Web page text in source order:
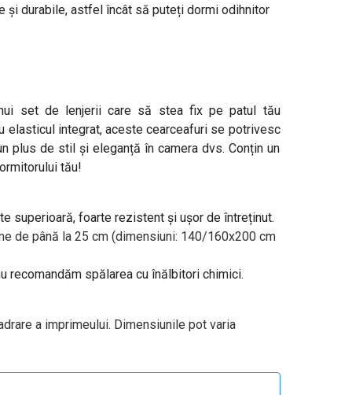
și durabile, astfel încât să puteți dormi odihnitor
set de lenjerii care să stea fix pe patul tău
elasticul integrat, aceste cearceafuri se potrivesc
plus de stil și eleganță în camera dvs. Conțin un
tău!
superioară, foarte rezistent și ușor de întreținut.
de până la 25 cm (dimensiuni: 140/160x200 cm
recomandăm spălarea cu înălbitori chimici.
a imprimeului. Dimensiunile pot varia